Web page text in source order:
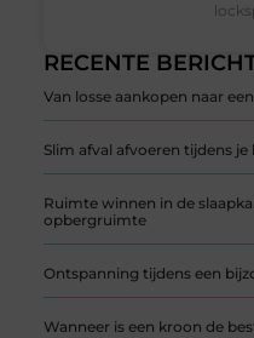
RECENTE
Van losse aankopen naar
Slim afval afvoeren tijdens
Ruimte winnen in de
opbergruimte
Ontspanning tijdens een
Wanneer is een kroon de